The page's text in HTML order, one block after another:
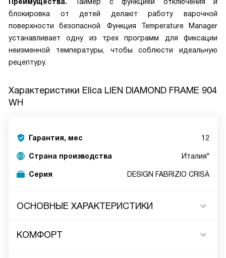
блокировка от детей делают работу варочной
поверхности безопасной. Функция Temperature Manager
устанавливает одну из трех программ для фиксации
неизменной температуры, чтобы соблюсти идеальную
рецептуру.
Характеристики Elica LIEN DIAMOND FRAME 904
WH
Гарантия, мес 12
Страна производства Италия*
Серия DESIGN FABRIZIO CRISÀ
ОСНОВНЫЕ ХАРАКТЕРИСТИКИ
КОМФОРТ